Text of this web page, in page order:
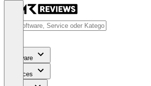
Software
Services